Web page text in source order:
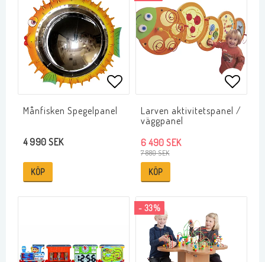
Lägg till i favoritlistan
Månfisken Spegelpanel
4 990 SEK
KÖP
Lägg
Larven aktivitetspanel /
väggpanel
7 880 SEK
6 490 SEK
KÖP
- 33%